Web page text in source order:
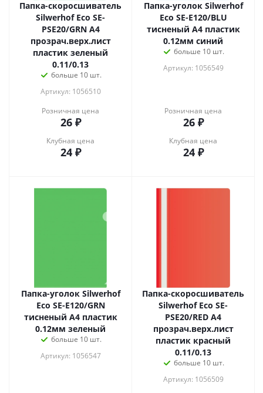
Папка-скоросшиватель
Silwerhof Eco SE-
PSE20/GRN A4
прозрач.верх.лист
пластик зеленый
0.11/0.13
больше 10 шт.
Артикул: 1056510
Розничная цена
26₽
Клубная цена
24₽
Папка-уголок Silwerhof
Eco SE-E120/BLU
тисненый A4 пластик
0.12мм синий
больше 10 шт.
Артикул: 1056549
Розничная цена
26₽
Клубная цена
24₽
Папка-уголок Silwerhof
Eco SE-E120/GRN
тисненый A4 пластик
0.12мм зеленый
больше 10 шт.
Артикул: 1056547
Папка-скоросшиватель
Silwerhof Eco SE-
PSE20/RED A4
прозрач.верх.лист
пластик красный
0.11/0.13
больше 10 шт.
Артикул: 1056509